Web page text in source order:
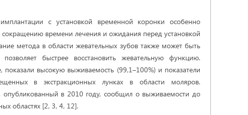
c установкой временной коронки особенно
времени лечения и ожидания перед установкой
метода в области жевательных зубов также может быть
быстрее восстановить жевательную функцию.
показали высокую выживаемость (99,1–100%) и показатели
в экстракционных лунках в области моляров.
опубликованный в 2010 году, сообщил о выживаемости до
областях [2, 3, 4, 12].